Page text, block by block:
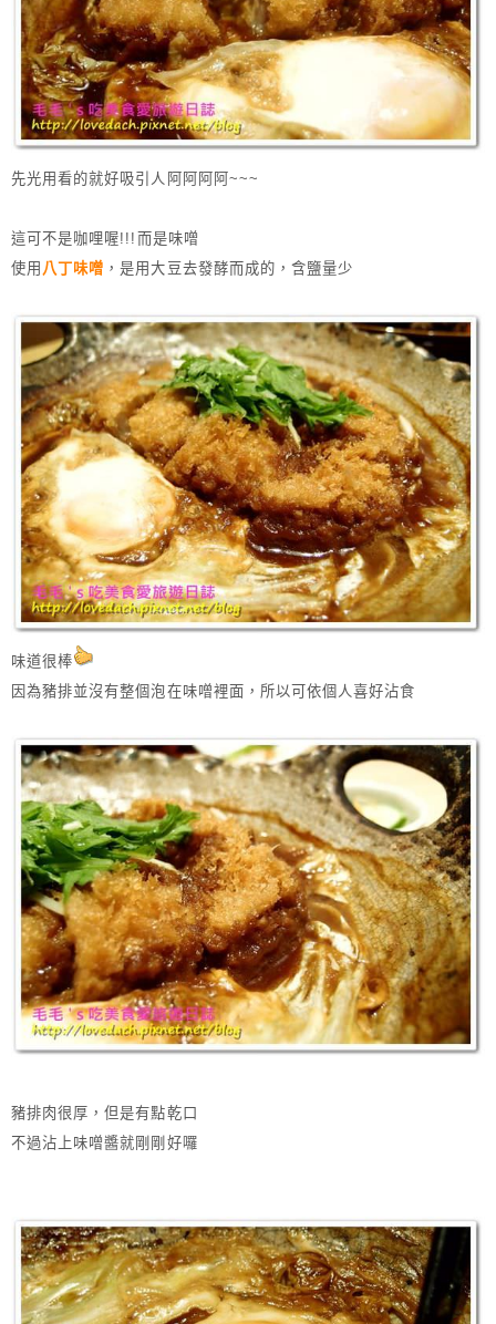
先光用看的就好吸引人阿阿阿阿~~~
這可不是咖哩喔!!!而是味噌
使用 八丁味噌 ，是用大豆去發酵而成的，含鹽量少
味道很棒
因為豬排並沒有整個泡在味噌裡面，所以可依個人喜好沾食
豬排肉很厚，但是有點乾口
不過沾上味噌醬就剛剛好囉